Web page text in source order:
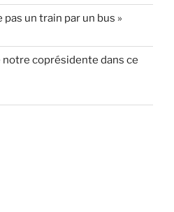
pas un train par un bus »
notre coprésidente dans ce